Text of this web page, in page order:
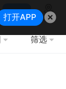
搜索
地图
筛选
打开APP